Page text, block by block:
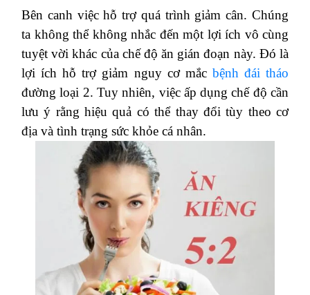
Bên canh việc hỗ trợ quá trình giảm cân. Chúng
ta không thể không nhắc đến một lợi ích vô cùng
tuyệt vời khác của chế độ ăn gián đoạn này. Đó là
lợi ích hỗ trợ giảm nguy cơ mắc bệnh đái tháo
đường loại 2. Tuy nhiên, việc ấp dụng chế độ cần
lưu ý rằng hiệu quả có thể thay đổi tùy theo cơ
địa và tình trạng sức khỏe cá nhân.